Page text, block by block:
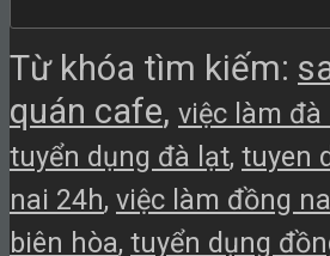
Từ khóa tìm kiếm:
quán cafe, việc làm đà
tuyển dụng đà lạt, tuyen
nai 24h, việc làm đồng
biên hòa, tuyển dụng